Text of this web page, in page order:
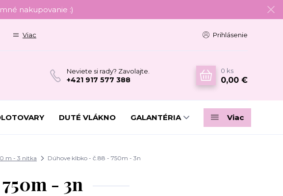
nakupovanie :)
Viac Prihlásenie
Neviete si rady? Zavolajte.
+421 917 577 388
0 ks
0,00 €
DUTÉ VLÁKNO GALANTÉRIA Viac
m - 3 nitka Dúhove klbko - č.88 - 750m - 3n
- 3n